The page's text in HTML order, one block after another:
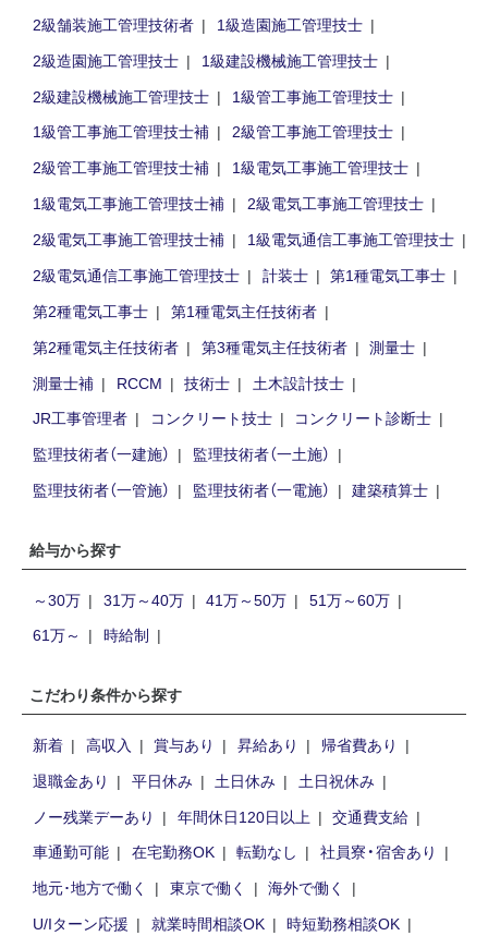
2級舗装施工管理技術者
1級造園施工管理技士
2級造園施工管理技士
1級建設機械施工管理技士
2級建設機械施工管理技士
1級管工事施工管理技士
1級管工事施工管理技士補
2級管工事施工管理技士
2級管工事施工管理技士補
1級電気工事施工管理技士
1級電気工事施工管理技士補
2級電気工事施工管理技士
2級電気工事施工管理技士補
1級電気通信工事施工管理技士
2級電気通信工事施工管理技士
計装士
第1種電気工事士
第2種電気工事士
第1種電気主任技術者
第2種電気主任技術者
第3種電気主任技術者
測量士
測量士補
RCCM 技術士
土木設計技士
JR工事管理者
コンクリート技士
コンクリート診断士
監理技術者（一建施）
監理技術者（一土施）
監理技術者（一管施）
監理技術者（一電施） 建築積算士
給与から探す
～30万 31万～40万 41万～50万
51万～60万
61万～
時給制
こだわり条件から探す
新着 高収入 賞与あり 昇給あり
帰省費あり
退職金あり
平日休み 土日休み
土日祝休み
ノー残業デーあり
年間休日120日以上
交通費支給
車通勤可能
在宅勤務OK 転勤なし
社員寮・宿舍あり
地元･地方で働く
東京で働く
海外で働く
U/Iターン応援
就業時間相談OK
時短勤務相談OK